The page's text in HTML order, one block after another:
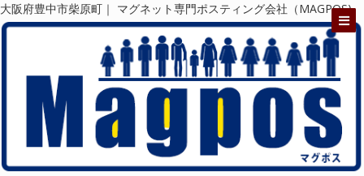
大阪府豊中市柴原町｜ マグネット専門ポスティング会社（MAGPOS)